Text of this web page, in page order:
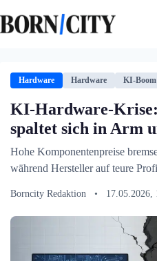
Inhalt
springen
Hardware Hardware KI-Boom
KI-Hardware-
spaltet sich in Arm
Hohe Komponentenpreise
während Hersteller auf teure
Borncity Redaktion • 17.05.2026,